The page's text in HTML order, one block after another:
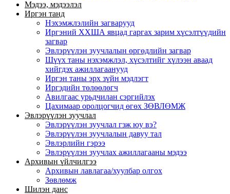
Мэдээ, мэдээлэл
Иргэн танд
Нэхэмжлэлийн загварууд
Иргэний ХХША явцад гаргах зарим хүсэлтүүдийн
загвар
Эвлэрүүлэн зуучлалын өргөдлийн загвар
Шүүх таны нэхэмжлэл, хүсэлтийг хүлээн аваад
хийгдэх ажиллагаанууд
Иргэн таны эрх зүйн мэдлэгт
Иргэдийн төлөөлөгч
Авилгаас урьдчилан сэргийлэх
Цахимаар оролцогчид өгөх ЗӨВЛӨМЖ
Эвлэрүүлэн зуучлал
Эвлэрүүлэн зуучлал гэж юу вэ?
Эвлэрүүлэн зуучлалын давуу тал
Эвлэрлийн гэрээ
Эвлэрүүлэн зуучлах ажиллагааны мэдээ
Архивын үйлчилгээ
Архивын лавлагаа/хуулбар олгох
Зөвлөмж
Шилэн данс